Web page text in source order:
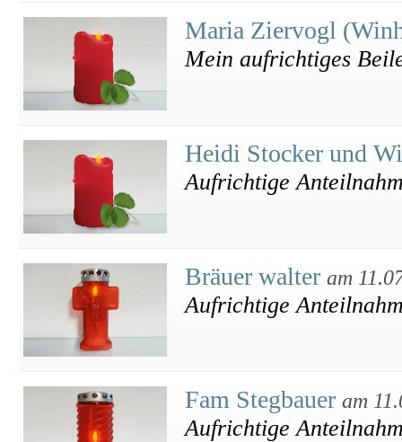
Maria Ziervogl
Mein aufrichtiges
Heidi Stocker und
Aufrichtige
Bräuer walter am
Aufrichtige
Fam Stegbauer am
Aufrichtige